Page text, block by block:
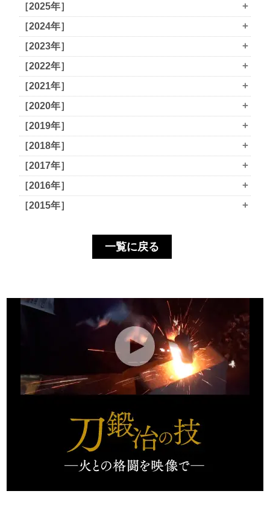
［2025年］ +
［2024年］ +
［2023年］ +
［2022年］ +
［2021年］ +
［2020年］ +
［2019年］ +
［2018年］ +
［2017年］ +
［2016年］ +
［2015年］ +
一覧に戻る